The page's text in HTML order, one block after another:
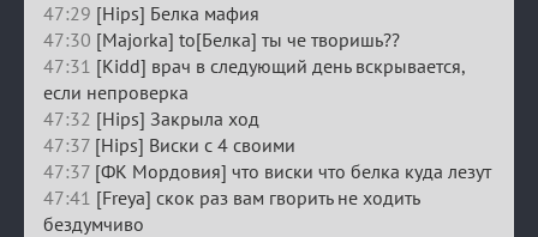
47:29 [Hips] Белка мафия
47:30 [Majorka] to[Белка] ты че творишь??
47:31 [Kidd] врач в следующий день вскрывается,
если непроверка
47:32 [Hips] Закрыла ход
47:37 [Hips] Виски с 4 своими
47:37 [ФК Мордовия] что виски что белка куда лезут
47:41 [Freya] скок раз вам гворить не ходить
бездумчиво